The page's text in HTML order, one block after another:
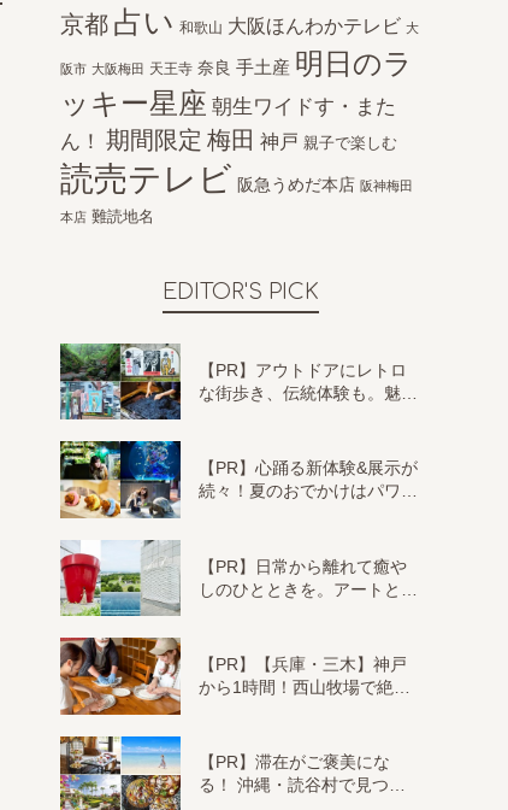
京都 占い 和歌山 大阪ほんわかテレビ 大
阪市 大阪梅田 天王寺 奈良 手土産 明日のラ
ッキー星座 朝生ワイドす・また
ん！ 期間限定 梅田 神戸 親子で楽しむ
読売テレビ 阪急うめだ本店 阪神梅田
本店 難読地名
EDITOR'S PICK
【PR】アウトドアにレトロ
な街歩き、伝統体験も。魅…
【PR】心踊る新体験&展示が
続々！夏のおでかけはパワ…
【PR】日常から離れて癒や
しのひとときを。アートと…
【PR】【兵庫・三木】神戸
から1時間！西山牧場で絶…
【PR】滞在がご褒美にな
る！ 沖縄・読谷村で見つ…